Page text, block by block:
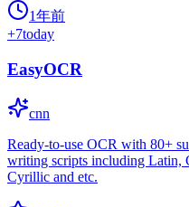
1年前
+7today
EasyOCR
cnn
Ready-to-use OCR with 80+
writing scripts including Latin,
Cyrillic and etc.